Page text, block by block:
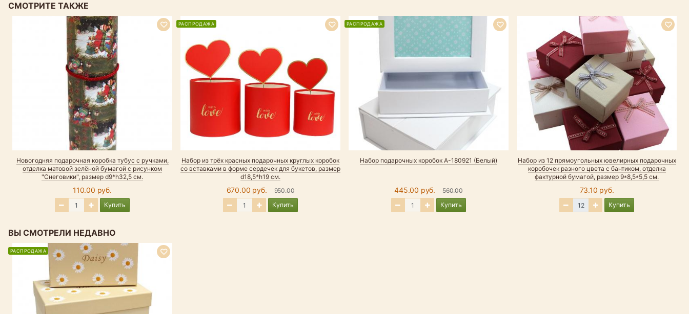
СМОТРИТЕ ТАКЖЕ
Новогодняя подарочная коробка тубус с ручками,
отделка матовой зелёной бумагой с рисунком
"Снеговики", размер d9*h32,5 см.
110.00 руб.
Купить
Набор из трёх красных подарочных круглых коробок
со вставками в форме сердечек для букетов, размер
d18,5*h19 см.
670.00 руб.
950.00
Купить
РАСПРОДАЖА
Набор подарочных коробок А-180921 (Белый)
445.00 руб.
560.00
Купить
РАСПРОДАЖА
Набор из 12 прямоугольных ювелирных подарочных
коробочек разного цвета с бантиком, отделка
фактурной бумагой, размер 9*8,5*5,5 см.
73.10 руб.
Купить
ВЫ СМОТРЕЛИ НЕДАВНО
РАСПРОДАЖА